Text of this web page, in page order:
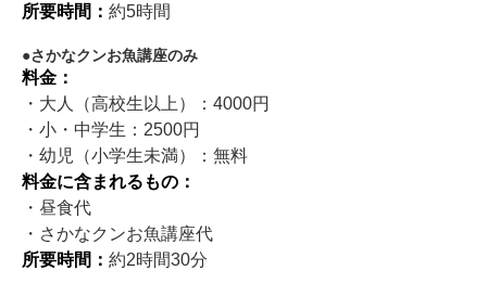
所要時間： 約5時間
さかなクンお魚講座のみ
料金：
・大人（高校生以上）：4000円
・小・中学生：2500円
・幼児（小学生未満）：無料
料金に含まれるもの：
・昼食代
・さかなクンお魚講座代
所要時間： 約2時間30分